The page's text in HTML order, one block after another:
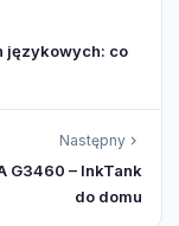
językowych: co
Następny
G3460 – InkTank
do domu